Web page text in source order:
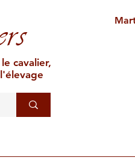
cavalier,